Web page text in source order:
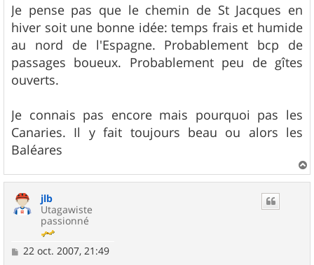
s
s
a
g
e
Je pense pas que le chemin de St Jacques en
hiver soit une bonne idée: temps frais et humide
au nord de l'Espagne. Probablement bcp de
passages boueux. Probablement peu de gîtes
ouverts.
Je connais pas encore mais pourquoi pas les
Canaries. Il y fait toujours beau ou alors les
Baléares
a
jlb
Utagawiste
passionné
M
22 oct. 2007, 21:49